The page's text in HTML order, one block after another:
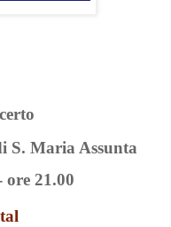
S. Maria Assunta
ore 21.00